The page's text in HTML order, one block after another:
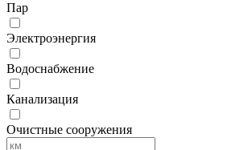
Пар
Электроэнергия
Водоснабжение
Канализация
Очистные сооружения